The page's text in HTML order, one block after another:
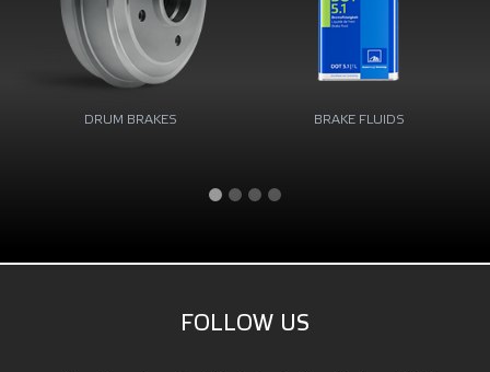
BRAKE FLUIDS HYDRAULIC
FOLLOW US